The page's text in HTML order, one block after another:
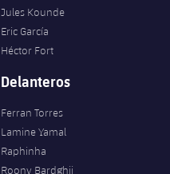
Jules Kounde
Eric García
Héctor Fort
Delanteros
Ferran Torres
Lamine Yamal
Raphinha
Roony Bardghji